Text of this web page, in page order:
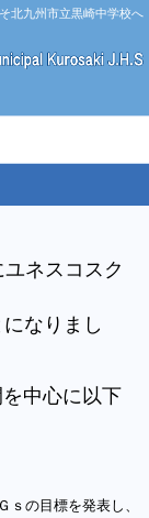
北九州市立黒崎中学校へ
ネスコスク
なりまし
中心に以下
の目標を発表し、